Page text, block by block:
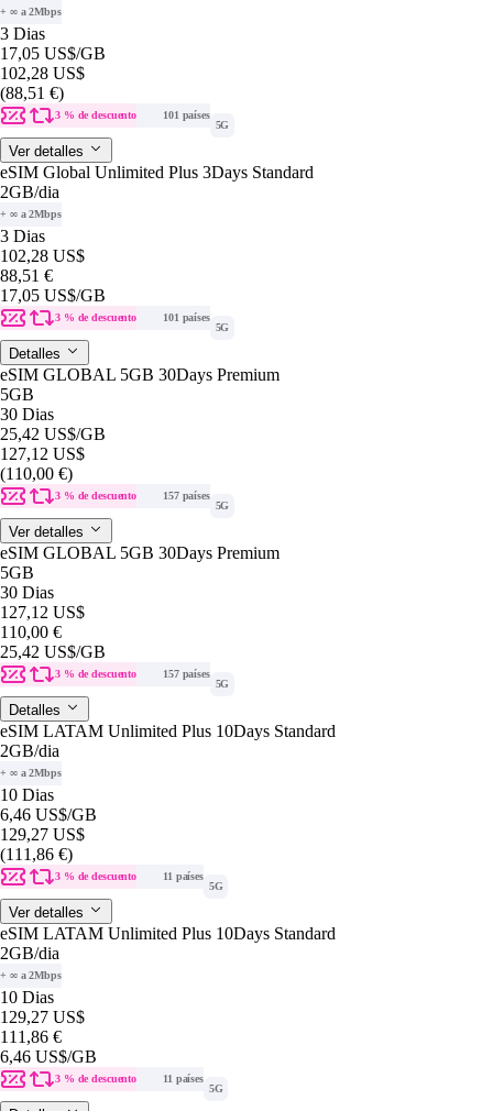
+ ∞ a 2Mbps
3 Dias
17,05 US$/GB
102,28 US$
(88,51 €)
3 % de descuento
101 países
5G
Ver detalles
eSIM Global Unlimited Plus 3Days Standard
2GB/dia
+ ∞ a 2Mbps
3 Dias
102,28 US$
88,51 €
17,05 US$/GB
3 % de descuento
101 países
5G
Detalles
eSIM GLOBAL 5GB 30Days Premium
5GB
30 Dias
25,42 US$/GB
127,12 US$
(110,00 €)
3 % de descuento
157 países
5G
Ver detalles
eSIM GLOBAL 5GB 30Days Premium
5GB
30 Dias
127,12 US$
110,00 €
25,42 US$/GB
3 % de descuento
157 países
5G
Detalles
eSIM LATAM Unlimited Plus 10Days Standard
2GB/dia
+ ∞ a 2Mbps
10 Dias
6,46 US$/GB
129,27 US$
(111,86 €)
3 % de descuento
11 países
5G
Ver detalles
eSIM LATAM Unlimited Plus 10Days Standard
2GB/dia
+ ∞ a 2Mbps
10 Dias
129,27 US$
111,86 €
6,46 US$/GB
3 % de descuento
11 países
5G